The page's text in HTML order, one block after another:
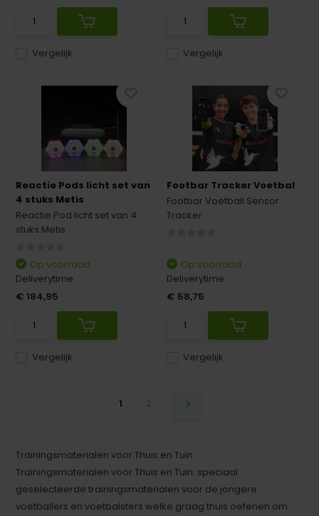
Vergelijk Vergelijk
Reactie Pods licht set van
4 stuks Metis
Reactie Pod licht set van 4
stuks Metis
Vergelijk
Op voorraad
Deliverytime
€ 184,95
Footbar Tracker Voetbal
Footbar Voetball Sensor
Tracker
Vergelijk
Op voorraad
Deliverytime
€ 58,75
1 2
Trainingsmaterialen voor Thuis en Tuin
Trainingsmaterialen voor Thuis en Tuin: speciaal
geselecteerde trainingsmaterialen voor de jongere
voetballers en voetbalsters welke graag thuis oefenen om